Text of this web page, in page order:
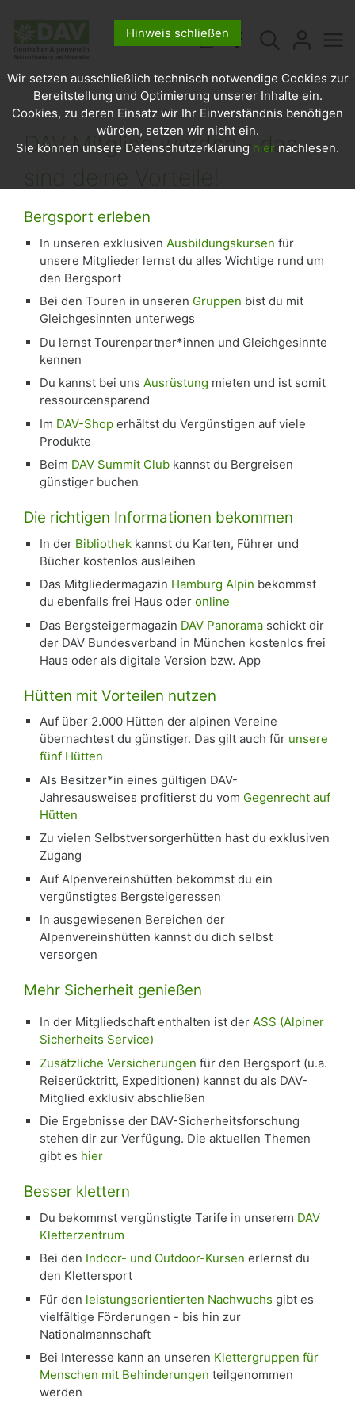
DAV Mitglied werden - das
sind deine Vorteile!
Bergsport erleben
In unseren exklusiven Ausbildungskursen für
unsere Mitglieder lernst du alles Wichtige rund um
den Bergsport
Bei den Touren in unseren Gruppen bist du mit
Gleichgesinnten unterwegs
Du lernst Tourenpartner*innen und Gleichgesinnte
kennen
Du kannst bei uns Ausrüstung mieten und ist somit
ressourcensparend
Im DAV-Shop erhältst du Vergünstigen auf viele
Produkte
Beim DAV Summit Club kannst du Bergreisen
günstiger buchen
Die richtigen Informationen bekommen
In der Bibliothek kannst du Karten, Führer und
Bücher kostenlos ausleihen
Das Mitgliedermagazin Hamburg Alpin bekommst
du ebenfalls frei Haus oder online
Das Bergsteigermagazin DAV Panorama schickt dir
der DAV Bundesverband in München kostenlos frei
Haus oder als digitale Version bzw. App
⁠Hütten mit Vorteilen nutzen
Auf über 2.000 Hütten der alpinen Vereine
übernachtest du günstiger. Das gilt auch für unsere
fünf Hütten
Als Besitzer*in eines gültigen DAV-
Jahresausweises profitierst du vom Gegenrecht auf
Hütten
Zu vielen Selbstversorgerhütten hast du exklusiven
Zugang
Auf Alpenvereinshütten bekommst du ein
vergünstigtes Bergsteigeressen
In ausgewiesenen Bereichen der
Alpenvereinshütten kannst du dich selbst
versorgen
Mehr Sicherheit genießen
In der Mitgliedschaft enthalten ist der ASS (Alpiner
Sicherheits Service)
Zusätzliche Versicherungen für den Bergsport (u.a.
Reiserücktritt, Expeditionen) kannst du als DAV-
Mitglied exklusiv abschließen
Die Ergebnisse der DAV-Sicherheitsforschung
stehen dir zur Verfügung. Die aktuellen Themen
gibt es hier
Besser klettern
Du bekommst vergünstigte Tarife in unserem DAV
Kletterzentrum
Bei den Indoor- und Outdoor-Kursen erlernst du
den Klettersport
Für den leistungsorientierten Nachwuchs gibt es
vielfältige Förderungen - bis hin zur
Nationalmannschaft
Bei Interesse kann an unseren Klettergruppen für
Menschen mit Behinderungen teilgenommen
werden
Hinweis schließen
Wir setzen ausschließlich technisch notwendige Cookies zur
Bereitstellung und Optimierung unserer Inhalte ein.
Cookies, zu deren Einsatz wir Ihr Einverständnis benötigen
würden, setzen wir nicht ein.
Sie können unsere Datenschutzerklärung hiernachlesen.